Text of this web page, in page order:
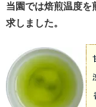
当園では焙煎温度を
求しました。